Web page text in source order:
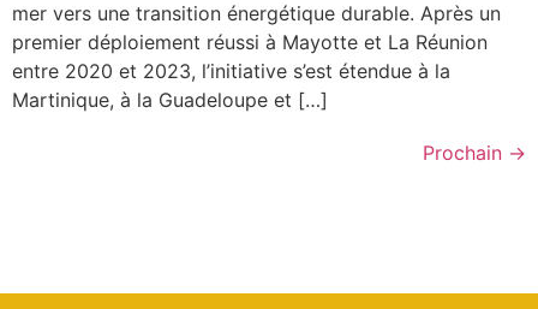
mer vers une transition énergétique durable. Après un
premier déploiement réussi à Mayotte et La Réunion
entre 2020 et 2023, l’initiative s’est étendue à la
Martinique, à la Guadeloupe et […]
Prochain →